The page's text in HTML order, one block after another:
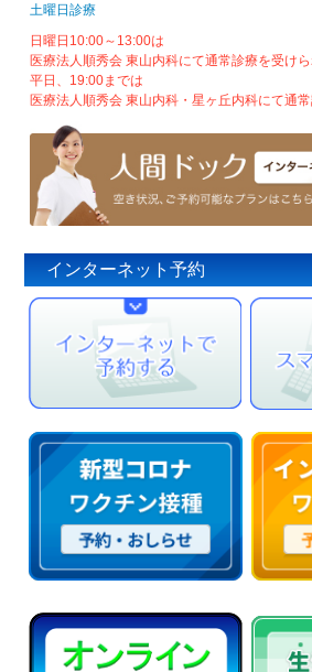
土曜日診療
日曜日10:00～13:00は
医療法人順秀会 東山内科にて通常診療を受けら
平日、19:00までは
医療法人順秀会 東山内科・星ヶ丘内科にて通常
インターネット予約